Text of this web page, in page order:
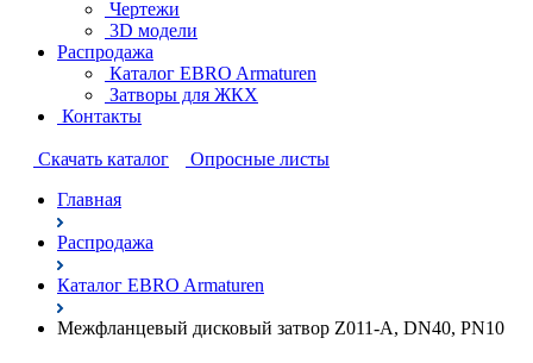
Чертежи
3D модели
Распродажа
Каталог EBRO Armaturen
Затворы для ЖКХ
Контакты
Cкачать каталог
Опросные листы
Главная
Распродажа
Каталог EBRO Armaturen
Межфланцевый дисковый затвор Z011-A, DN40, PN10